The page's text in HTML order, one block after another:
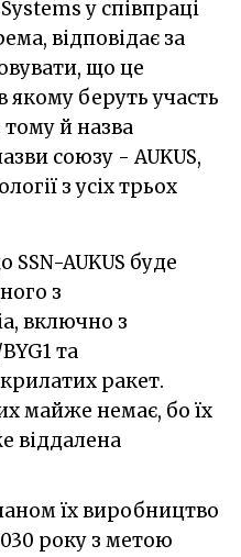
у співпраці
відповідає за
що це
беруть участь
й назва
союзу - AUKUS,
з усіх трьох
AUKUS буде
з
включно з
та
ракет.
майже немає, бо їх
віддалена
їх виробництво
року з метою